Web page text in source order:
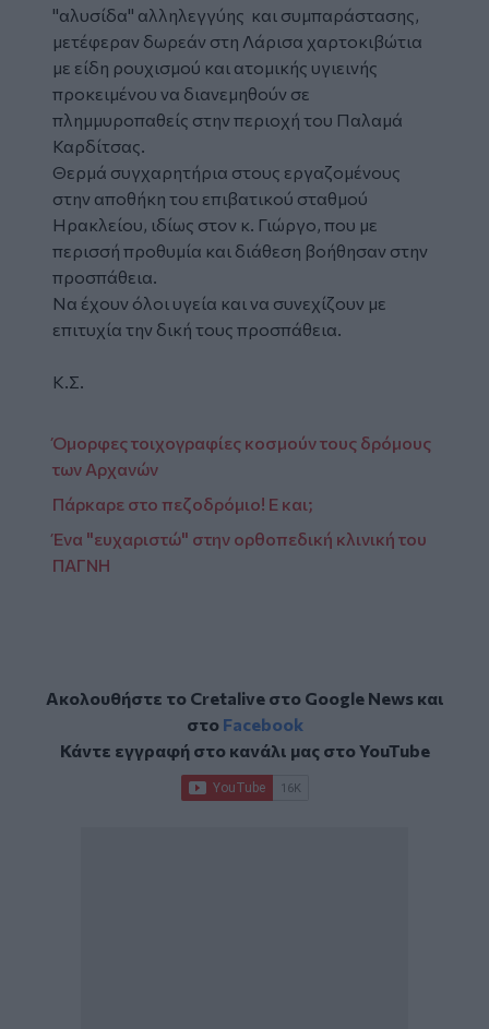
"αλυσίδα" αλληλεγγύης και συμπαράστασης,
μετέφεραν δωρεάν στη Λάρισα χαρτοκιβώτια
με είδη ρουχισμού και ατομικής υγιεινής
προκειμένου να διανεμηθούν σε
πλημμυροπαθείς στην περιοχή του Παλαμά
Καρδίτσας.
Θερμά συγχαρητήρια στους εργαζομένους
στην αποθήκη του επιβατικού σταθμού
Ηρακλείου, ιδίως στον κ. Γιώργο, που με
περισσή προθυμία και διάθεση βοήθησαν στην
προσπάθεια.
Να έχουν όλοι υγεία και να συνεχίζουν με
επιτυχία την δική τους προσπάθεια.
Κ.Σ.
Όμορφες τοιχογραφίες κοσμούν τους δρόμους
των Αρχανών
Πάρκαρε στο πεζοδρόμιο! Ε και;
Ένα "ευχαριστώ" στην ορθοπεδική κλινική του
ΠΑΓΝΗ
Ακολουθήστε το Cretalive στο Google Newsκαι
στο Facebook
Κάντε εγγραφή στο κανάλι μας στοYouTube